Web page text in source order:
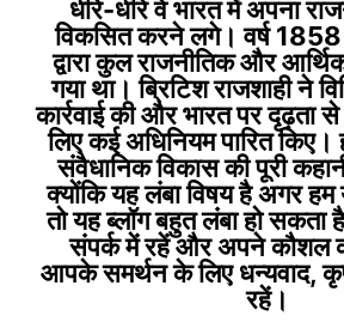
धीरे-धीरे वे भारत में अपना
विकसित करने लगे। वर्ष 1858
द्वारा कुल राजनीतिक और
गया था। ब्रिटिश राजशाही ने
कार्रवाई की और भारत पर दृढ़ता
लिए कई अधिनियम पारित
संवैधानिक विकास की पूरी
क्योंकि यह लंबा विषय है अगर हम
तो यह ब्लॉग बहुत लंबा हो सकता
संपर्क में रहें और अपने कौशल
आपके समर्थन के लिए धन्यवाद,
रहें।